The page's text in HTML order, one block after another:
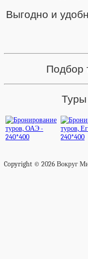
Выгодно и
Подбор
Туры
Copyright © 2026 Вокруг